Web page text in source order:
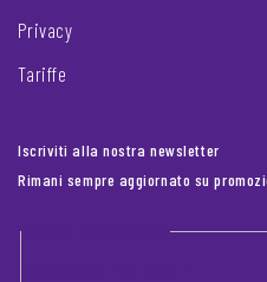
Privacy
Tariffe
Iscriviti alla nostra newsletter
Rimani sempre aggiornato su
Footer newsletter